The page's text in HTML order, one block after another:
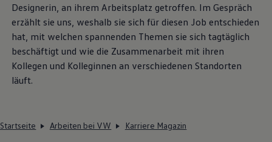
Designerin, an ihrem Arbeitsplatz getroffen. Im Gespräch
erzählt sie uns, weshalb sie sich für diesen Job entschieden
hat, mit welchen spannenden Themen sie sich tagtäglich
beschäftigt und wie die Zusammenarbeit mit ihren
Kollegen und Kolleginnen an verschiedenen Standorten
läuft.
Startseite Arbeiten bei VW Karriere Magazin